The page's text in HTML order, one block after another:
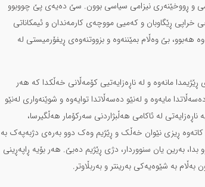
و ڕووخێنەری نیزامی سیاسی بوون. سێ دەیەی پێ چووبوو
ڕێگاوبان و کەمیی مووچەی کارمەندان و ئیمکاناتی
هەبوو، بێ وەڵام بمێننەوە و بزووتنەوەی ڕیفۆرمیستی لە
مانەوە و لە ناڕەزایەتیی کۆمەڵانی خەڵکدا کە هەر
مایەوە و لەنێو دەسەڵاتدا توایەوە و شوێنەواری لەنێو
سەوز» کە بە ناڕەزایەتی لە ئاکامی هەڵبژاردنی سەرکۆمار هەڵگیرسا،
کاتەوە ڕیزی نێوان خەڵک و ڕێژیم وەک دوو بەرەی دژبەپەک بە
بەرین یان سنووردار، دژی ڕێژیم دەبێ. هەر بۆیە ڕاپەڕینی
بەڵام بە شێوەیەکی بەرینتر و بەربڵاوتر.